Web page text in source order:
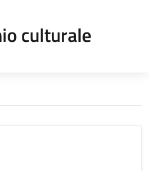
culturale